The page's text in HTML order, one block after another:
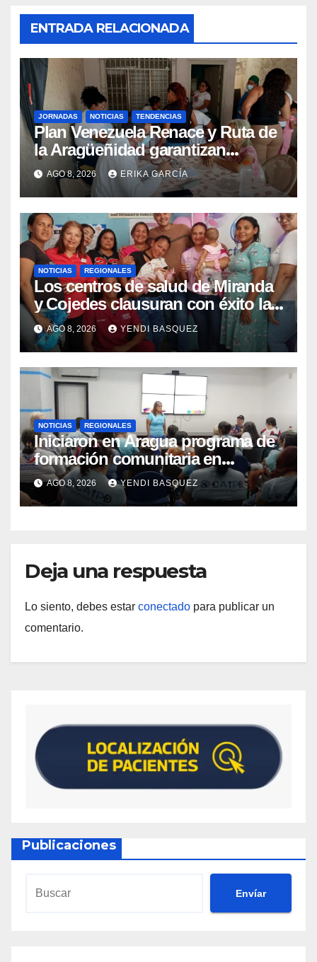
ENTRADA RELACIONADA
JORNADAS NOTICIAS TENDENCIAS
Plan Venezuela Renace y Ruta de
la Aragüeñidad garantizan
atención médica integral en
Aragua
AGO 8, 2026 ERIKA GARCÍA
NOTICIAS REGIONALES
Los centros de salud de Miranda
y Cojedes clausuran con éxito la
Semana Mundial de la Lactancia
Materna
AGO 8, 2026 YENDI BASQUEZ
NOTICIAS REGIONALES
Iniciaron en Aragua programa de
formación comunitaria en
atención a personas con
discapacidad
AGO 8, 2026 YENDI BASQUEZ
Deja una respuesta
Lo siento, debes estar conectado para publicar un
comentario.
Publicaciones
Envíar